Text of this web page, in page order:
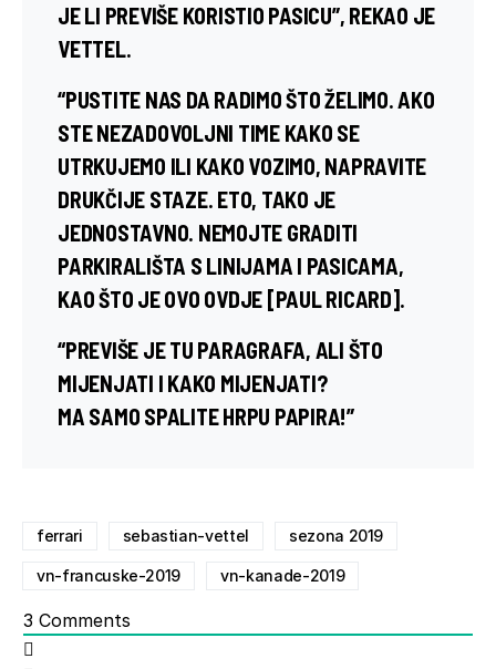
JE LI PREVIŠE KORISTIO PASICU”, REKAO JE
VETTEL.
“PUSTITE NAS DA RADIMO ŠTO ŽELIMO. AKO
STE NEZADOVOLJNI TIME KAKO SE
UTRKUJEMO ILI KAKO VOZIMO, NAPRAVITE
DRUKČIJE STAZE. ETO, TAKO JE
JEDNOSTAVNO. NEMOJTE GRADITI
PARKIRALIŠTA S LINIJAMA I PASICAMA,
KAO ŠTO JE OVO OVDJE [PAUL RICARD].
“PREVIŠE JE TU PARAGRAFA, ALI ŠTO
MIJENJATI I KAKO MIJENJATI?
MA SAMO SPALITE HRPU PAPIRA!”
ferrari sebastian-vettel sezona 2019
vn-francuske-2019 vn-kanade-2019
3 Comments